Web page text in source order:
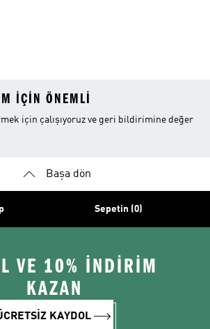
IÇIN ÖNEMLI
için çalışıyoruz ve geri bildirimine değer
Başa dön
Sepetin (0)
VE 10% İNDİRİM
KAZAN
KAYDOL